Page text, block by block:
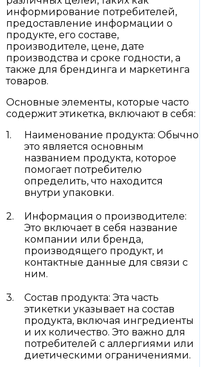
информирование потребителей,
предоставление информации о
продукте, его составе,
производителе, цене, дате
производства и сроке годности, а
также для брендинга и маркетинга
товаров.
Основные элементы, которые часто
содержит этикетка, включают в себя:
Наименование продукта: Обычно
это является основным
названием продукта, которое
помогает потребителю
определить, что находится
внутри упаковки.
Информация о производителе:
Это включает в себя название
компании или бренда,
производящего продукт, и
контактные данные для связи с
ним.
Состав продукта: Эта часть
этикетки указывает на состав
продукта, включая ингредиенты
и их количество. Это важно для
потребителей с аллергиями или
диетическими ограничениями.